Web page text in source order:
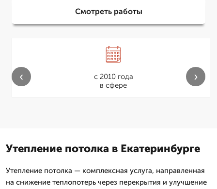
Смотреть работы
с 2010 года
в сфере
‹ ›
Утепление потолка в Екатеринбурге
Утепление потолка — комплексная услуга, направленная
на снижение теплопотерь через перекрытия и улучшение